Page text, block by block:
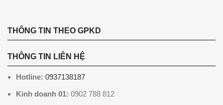
THÔNG TIN THEO GPKD
THÔNG TIN LIÊN HỆ
Hotline: 0937138187
Kinh doanh 01: 0902 788 812